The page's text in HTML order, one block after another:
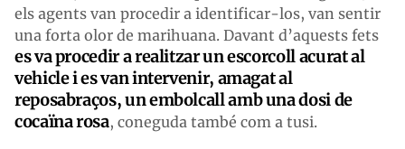
els agents van procedir a identificar-los, van sentir
una forta olor de marihuana. Davant d’aquests fets
es va procedir a realitzar un escorcoll acurat al
vehicle i es van intervenir, amagat al
reposabraços, un embolcall amb una dosi de
cocaïna rosa, coneguda també com a tusi.